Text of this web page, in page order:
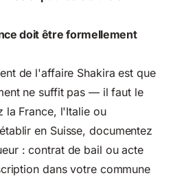
doit être formellement
de l'affaire Shakira est que
ne suffit pas — il faut le
la France, l'Italie ou
en Suisse, documentez
: contrat de bail ou acte
dans votre commune